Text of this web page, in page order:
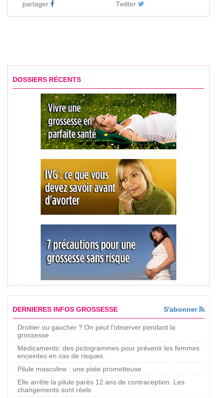
partager Twitter
DOSSIERS RÉCENTS
DERNIERES INFOS GROSSESSE S'abonner
Droitier ou gaucher ? On peut l'observer pendant la
grossesse
Médicaments: des pictogrammes pour prévenir les femmes
enceintes en cas de risques
Pilule masculine : une piste prometteuse
Elle arrête la pilule parès 12 ans de contraception. Les
changements sont réels